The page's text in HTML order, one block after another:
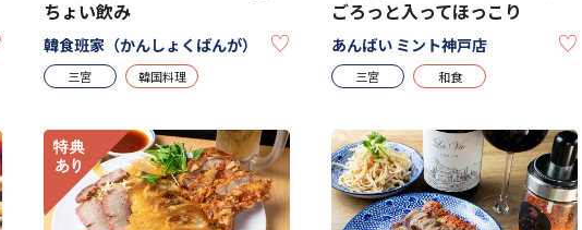
KEEP
ちょい飲み
韓食班家（かんしょくばんが）
三宮 韓国料理
ごろっと入ってほっこり
あんばい ミント神戸店
三宮 和食